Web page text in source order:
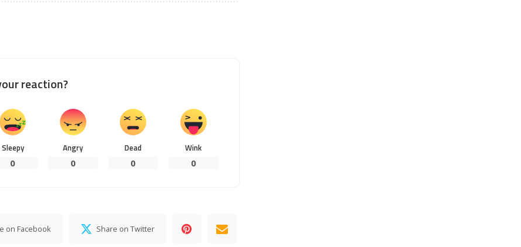
reaction?
Sleepy
0
Angry
0
Dead
0
Wink
0
on Facebook Share on Twitter